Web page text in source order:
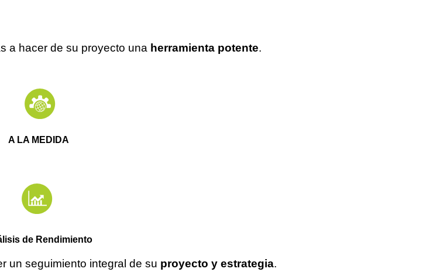
a hacer de su proyecto una herramienta potente.
A LA MEDIDA
de Rendimiento
un seguimiento integral de su proyecto y estrategia.